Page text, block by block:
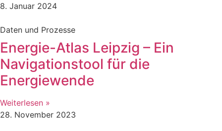
8. Januar 2024
Daten und Prozesse
Energie-Atlas Leipzig – Ein
Navigationstool für die
Energiewende
Weiterlesen »
28. November 2023